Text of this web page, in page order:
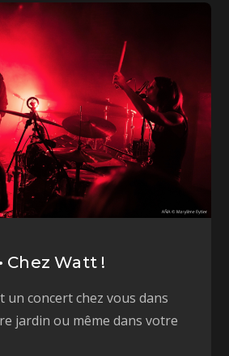
Chez Watt !
un concert chez vous dans
jardin ou même dans votre